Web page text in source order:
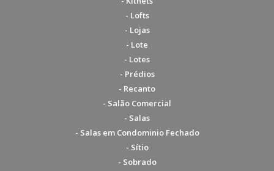
- Lofts
- Lojas
- Lote
- Lotes
- Prédios
- Recanto
- Salão Comercial
- Salas
- Salas em Condominio Fechado
- Sítio
- Sobrado